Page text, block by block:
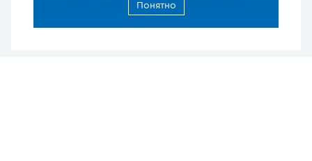
Все города доставки
Понятно